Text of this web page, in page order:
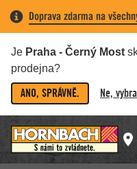
Doprava zdarma na
Je Praha - Černý Most
prodejna?
ANO, SPRÁVNĚ. Ne,